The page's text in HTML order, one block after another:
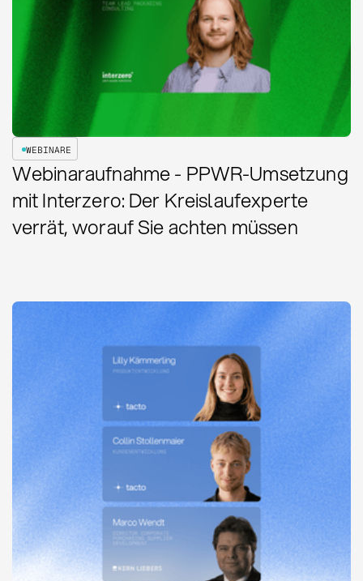
WEBINARE
Webinaraufnahme - PPWR-Umsetzung
mit Interzero: Der Kreislaufexperte
verrät, worauf Sie achten müssen